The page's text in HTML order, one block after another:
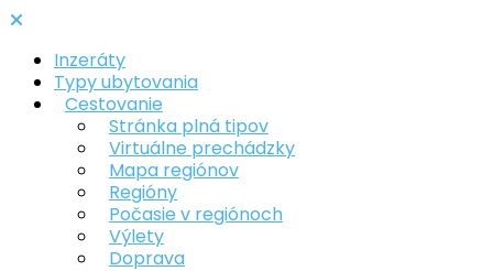
Inzeráty
Typy ubytovania
Cestovanie
Stránka plná tipov
Virtuálne prechádzky
Mapa regiónov
Regióny
Počasie v regiónoch
Výlety
Doprava